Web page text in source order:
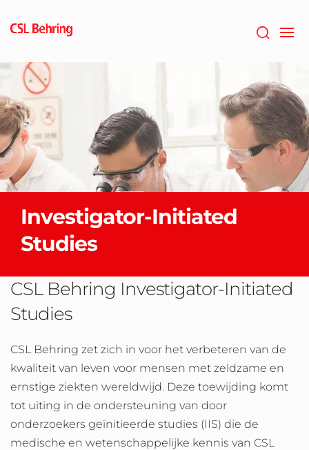
hoofdcontent
gaan
Investigator-Initiated
Studies
CSL Behring Investigator-Initiated
Studies
CSL Behring zet zich in voor het verbeteren van de
kwaliteit van leven voor mensen met zeldzame en
ernstige ziekten wereldwijd. Deze toewijding komt
tot uiting in de ondersteuning van door
onderzoekers geïnitieerde studies (IIS) die de
medische en wetenschappelijke kennis van CSL